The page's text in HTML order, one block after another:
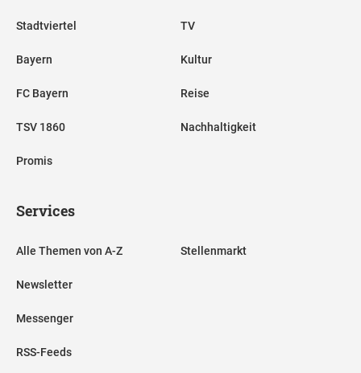
Stadtviertel
Bayern
FC Bayern
TSV 1860
Promis
TV
Kultur
Reise
Nachhaltigkeit
Services
Alle Themen von A-Z
Newsletter
Messenger
RSS-Feeds
Stellenmarkt